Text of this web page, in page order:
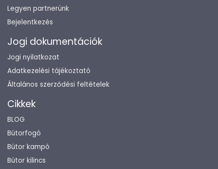
Legyen partnerünk
Bejelentkezés
Jogi dokumentációk
Jogi nyilatkozat
Adatkezelési tájékoztató
Általános szerződési feltételek
Cikkek
BLOG
Bútorfogó
Bútor kampó
Bútor kilincs